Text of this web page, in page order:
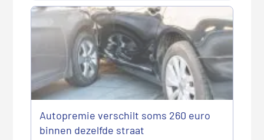
Autopremie verschilt soms 260 euro
binnen dezelfde straat